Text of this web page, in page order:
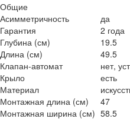
Общие
Асимметричность
да
Гарантия
2 года
Глубина (см)
19.5
Длина (см)
49.5
Клапан-автомат
нет,
Крыло
есть
Материал
Монтажная длина (см)
47
Монтажная ширина (см) 58.5